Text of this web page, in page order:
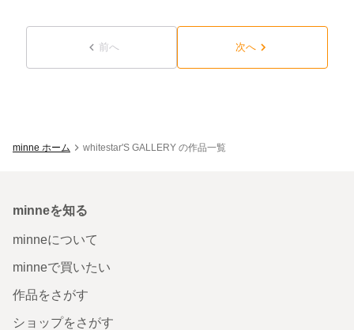
前へ 次へ
minne ホーム whitestar'S GALLERY の作品一覧
minneを知る
minneについて
minneで買いたい
作品をさがす
ショップをさがす